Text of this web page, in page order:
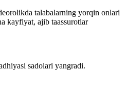
talabalarning yorqin onlari
kayfiyat, ajib taassurotlar
sadolari yangradi.